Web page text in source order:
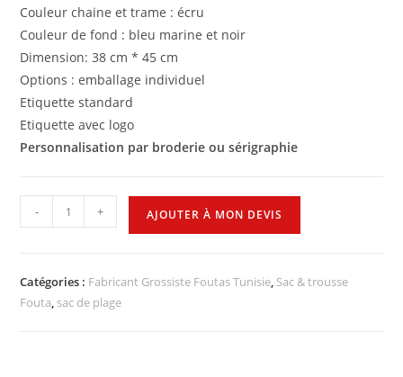
Couleur chaine et trame : écru
Couleur de fond : bleu marine et noir
Dimension: 38 cm * 45 cm
Options : emballage individuel
Etiquette standard
Etiquette avec logo
Personnalisation par broderie ou sérigraphie
- + AJOUTER À MON DEVIS
Catégories : Fabricant Grossiste Foutas Tunisie, Sac & trousse
Fouta, sac de plage